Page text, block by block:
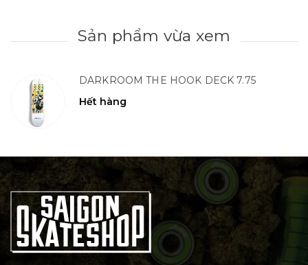
Sản phẩm vừa xem
DARKROOM THE HOOK DECK 7.75
Hết hàng